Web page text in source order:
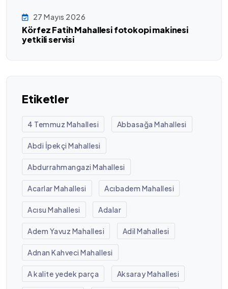
27 Mayıs 2026
Körfez Fatih Mahallesi fotokopi makinesi
yetkili servisi
Etiketler
4 Temmuz Mahallesi Abbasağa Mahallesi
Abdi İpekçi Mahallesi
Abdurrahmangazi Mahallesi
Acarlar Mahallesi Acıbadem Mahallesi
Acısu Mahallesi Adalar
Adem Yavuz Mahallesi Adil Mahallesi
Adnan Kahveci Mahallesi
A kalite yedek parça Aksaray Mahallesi